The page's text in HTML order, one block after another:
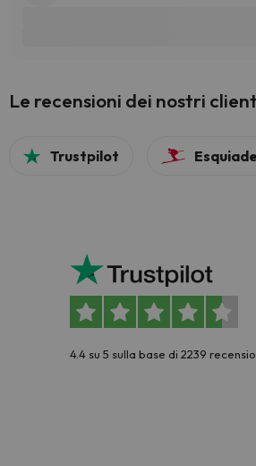
Le recensioni dei nostri
Trustpilot
4.4 su 5 sulla base di 2239